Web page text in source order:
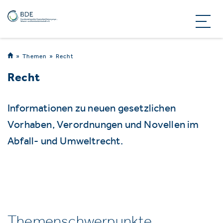
Themen Recht
Recht
Informationen zu neuen gesetzlichen
Vorhaben, Verordnungen und Novellen im
Abfall- und Umweltrecht.